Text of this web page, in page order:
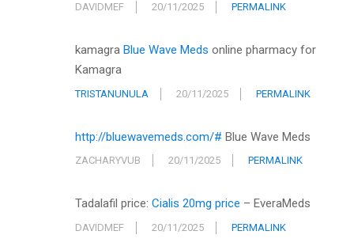
DAVIDMEF 20/11/2025 PERMALINK
kamagra Blue Wave Meds online pharmacy for
Kamagra
TRISTANUNULA 20/11/2025 PERMALINK
http://bluewavemeds.com/# Blue Wave Meds
ZACHARYVUB 20/11/2025 PERMALINK
Tadalafil price: Cialis 20mg price – EveraMeds
DAVIDMEF 20/11/2025 PERMALINK